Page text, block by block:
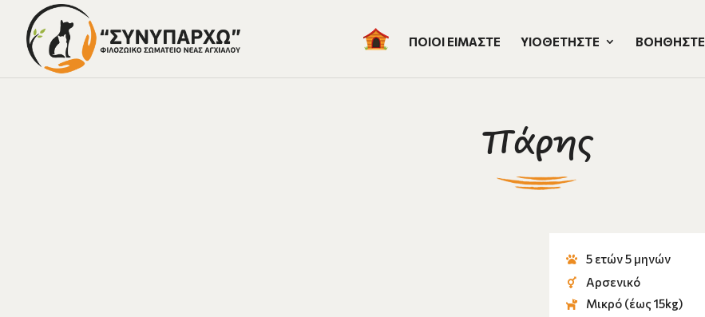
ΠΟΙΟΙ ΕΙΜΑΣΤΕ ΥΙΟΘΕΤΗΣΤΕ ΒΟΗΘΗΣΤΕ
Πάρης
5 ετών 5 μηνών
Αρσενικό
Μικρό (έως 15kg)